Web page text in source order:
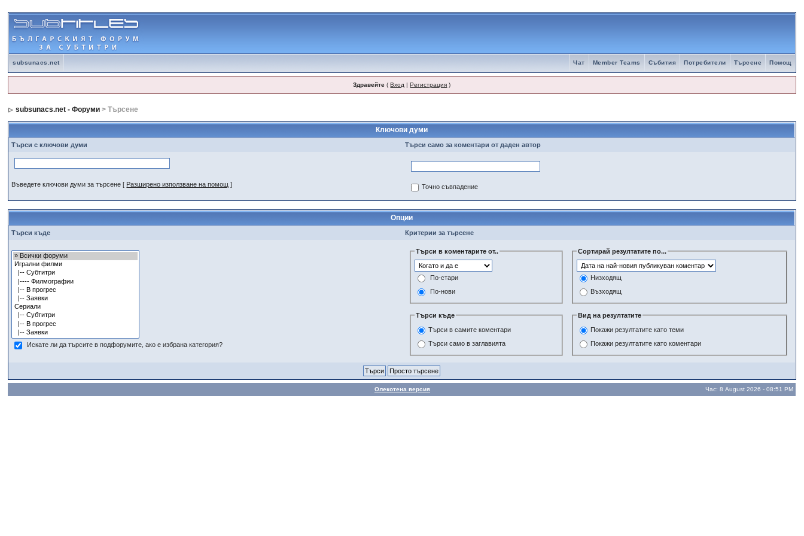
subsunacs.net Помощ
Търсене
Потребители
Събития
Member Teams
Чат
Здравейте (Вход |Регистрация )
subsunacs.net - Форуми > Търсене
Ключови думи
Търси с ключови думи Търси само за коментари от даден автор
Въведете ключови думи за търсене [ Разширено използване на помощ ] Точно съвпадение
Опции
Търси къде Критерии за търсене
Искате ли да търсите в подфорумите, ако е избрана категория?
Търси в коментарите от..
По-стари
По-нови
Сортирай резултатите по...
Низходящ
Възходящ
Търси къде
Търси в самите коментари
Търси само в заглавията
Вид на резултатите
Покажи резултатите като теми
Покажи резултатите като коментари
Олекотена версия Час: 8 August 2026 - 08:51 PM